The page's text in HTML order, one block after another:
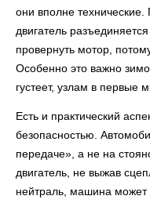
они вполне
двигатель
провернуть мотор,
Особенно это важно
густеет, узлам в первые
Есть и практический
безопасностью.
передаче», а не на
двигатель, не выжав
нейтраль, машина может